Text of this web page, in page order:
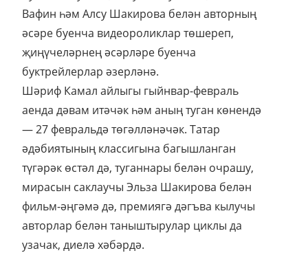
Вафин һәм Алсу Шакирова белән авторның
әсәре буенча видеороликлар төшереп,
җиңүчеләрнең әсәрләре буенча
буктрейлерлар әзерләнә.
Шәриф Камал айлыгы гыйнвар-февраль
аенда дәвам итәчәк һәм аның туган көнендә
— 27 февральдә төгәлләнәчәк. Татар
әдәбиятының классигына багышланган
түгәрәк өстәл дә, туганнары белән очрашу,
мирасын саклаучы Эльза Шакирова белән
фильм-әңгәмә дә, премиягә дәгъва кылучы
авторлар белән таныштырулар циклы да
узачак, диелә хәбәрдә.